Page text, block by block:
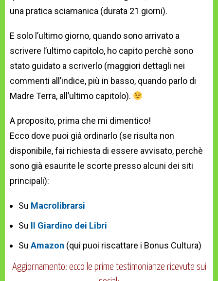
una pratica sciamanica (durata 21 giorni).
E solo l’ultimo giorno, quando sono arrivato a
scrivere l’ultimo capitolo, ho capito perchè sono
stato guidato a scriverlo (maggiori dettagli nei
commenti all’indice, più in basso, quando parlo di
Madre Terra, all’ultimo capitolo).
A proposito, prima che mi dimentico!
Ecco dove puoi già ordinarlo (se risulta non
disponibile, fai richiesta di essere avvisato, perchè
sono già esaurite le scorte presso alcuni dei siti
principali):
Su Macrolibrarsi
Su Il Giardino dei Libri
Su Amazon (qui puoi riscattare i Bonus Cultura)
Aggiornamento: ecco le prime testimonianze ricevute sui